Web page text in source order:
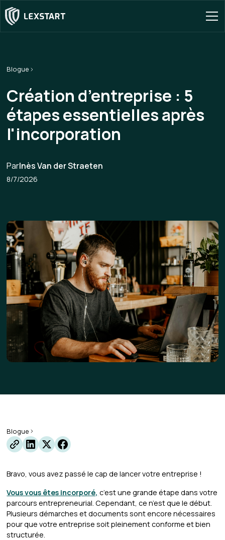
Blogue
Création d’entreprise : 5
étapes essentielles après
l'incorporation
ParInès Van der Straeten
8/7/2026
Blogue
Bravo, vous avez passé le cap de lancer votre entreprise !
Vous vous êtes incorporé, c’est une grande étape dans votre
parcours entrepreneurial. Cependant, ce n’est que le début.
Plusieurs démarches et documents sont encore nécessaires
pour que votre entreprise soit pleinement conforme et bien
structurée.